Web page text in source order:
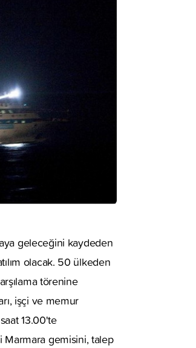
geleceğini kaydeden
olacak. 50 ülkeden
törenine
işçi ve memur
13.00'te
Marmara gemisini, talep